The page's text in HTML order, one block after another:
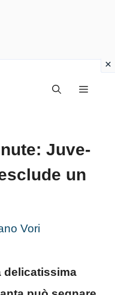
Menu
Juve-
un
Vori
delicatissima